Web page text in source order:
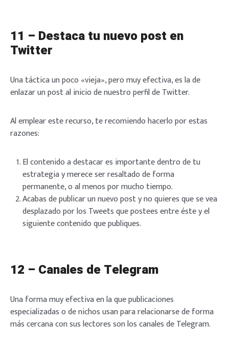
11 – Destaca tu nuevo post en
Twitter
Una táctica un poco «vieja», pero muy efectiva, es la de
enlazar un post al inicio de nuestro perfil de Twitter.
Al emplear este recurso, te recomiendo hacerlo por estas
razones:
El contenido a destacar es importante dentro de tu
estrategia y merece ser resaltado de forma
permanente, o al menos por mucho tiempo.
Acabas de publicar un nuevo post y no quieres que se vea
desplazado por los Tweets que postees entre éste y el
siguiente contenido que publiques.
12 – Canales de Telegram
Una forma muy efectiva en la que publicaciones
especializadas o de nichos usan para relacionarse de forma
más cercana con sus lectores son los canales de Telegram.